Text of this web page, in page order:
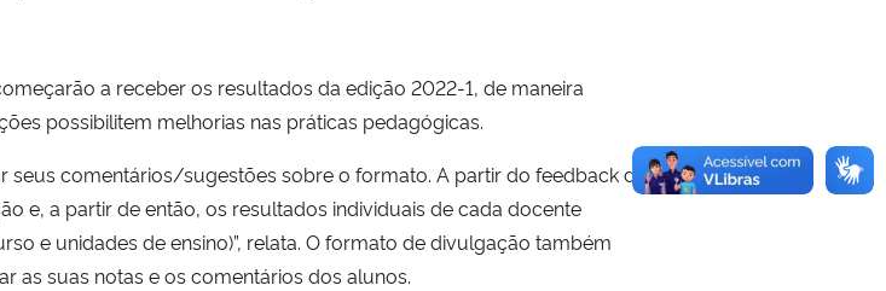
a receber os resultados da edição 2022-1, de maneira
possibilitem melhorias nas práticas pedagógicas.
seus comentários/sugestões sobre o formato. A partir do feedback dos
e, a partir de então, os resultados individuais de cada docente
e unidades de ensino)”, relata. O formato de divulgação também
as suas notas e os comentários dos alunos.